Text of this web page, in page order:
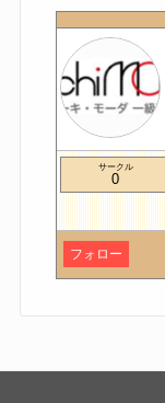
サークル
0
フォロー